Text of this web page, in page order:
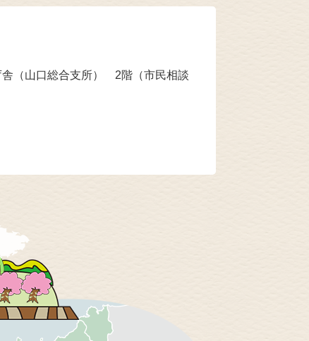
（山口総合支所） 2階（市民相談